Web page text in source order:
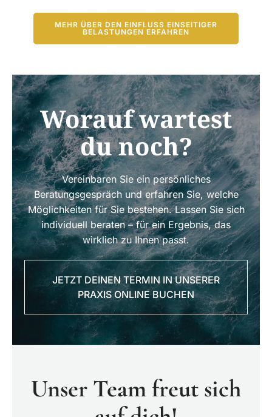
MEHR ÜBER DEN EINFLUSS EINSEITIGER
BELASTUNGEN ERFAHREN
Worauf wartest
du noch?
Vereinbaren Sie ein persönliches
Beratungsgespräch und erfahren Sie, welche
Möglichkeiten für Sie bestehen. Lassen Sie sich
individuell beraten – für ein Ergebnis, das
wirklich zu Ihnen passt.
JETZT DEINEN TERMIN IN UNSERER
PRAXIS ONLINE BUCHEN
Unser Team freut sich